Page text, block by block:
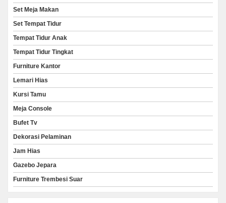
Set Meja Makan
Set Tempat Tidur
Tempat Tidur Anak
Tempat Tidur Tingkat
Furniture Kantor
Lemari Hias
Kursi Tamu
Meja Console
Bufet Tv
Dekorasi Pelaminan
Jam Hias
Gazebo Jepara
Furniture Trembesi Suar